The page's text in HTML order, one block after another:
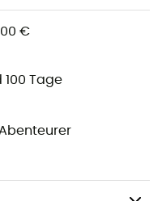
€
100 Tage
Gefühl auf